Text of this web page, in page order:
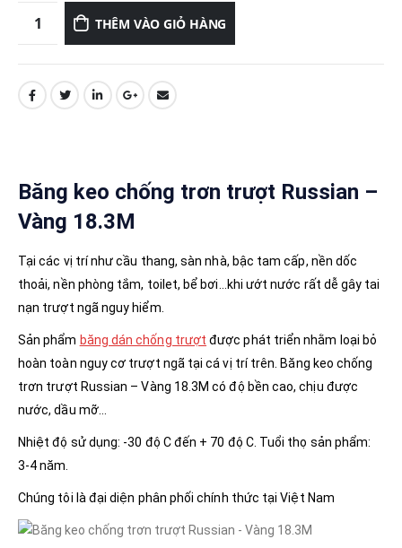
THÊM VÀO GIỎ HÀNG
Băng keo chống trơn trượt Russian –
Vàng 18.3M
Tại các vị trí như cầu thang, sàn nhà, bậc tam cấp, nền dốc
thoải, nền phòng tắm, toilet, bể bơi…khi ướt nước rất dễ gây tai
nạn trượt ngã nguy hiểm.
Sản phẩm băng dán chống trượt được phát triển nhằm loại bỏ
hoàn toàn nguy cơ trượt ngã tại cá vị trí trên. Băng keo chống
trơn trượt Russian – Vàng 18.3M có độ bền cao, chịu được
nước, dầu mỡ…
Nhiệt độ sử dụng: -30 độ C đến + 70 độ C. Tuổi thọ sản phẩm:
3-4 năm.
Chúng tôi là đại diện phân phối chính thức tại Việt Nam